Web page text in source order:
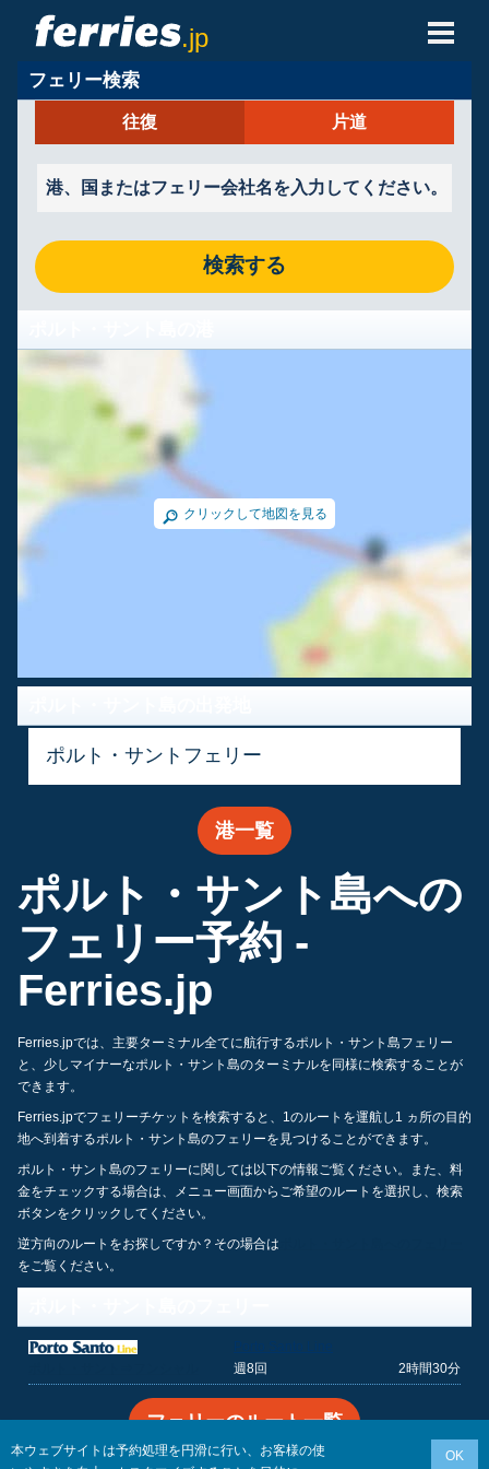
.jp
フェリー会社
フェリーの目的地
フェリールート
港
予約の管理
フェリー検索
往復 片道
検索する
クリックして地図を見る
ポルト・サントフェリー
港一覧
ポルト・サント島への
フェリー予約 -
Ferries.jp
Ferries.jpでは、主要ターミナル全てに航行するポルト・サント島フェリー
と、少しマイナーなポルト・サント島のターミナルを同様に検索することが
できます。
Ferries.jpでフェリーチケットを検索すると、1のルートを運航し1 ヵ所の目的
地へ到着するポルト・サント島のフェリーを見つけることができます。
ポルト・サント島のフェリーに関しては以下の情報ご覧ください。また、料
金をチェックする場合は、メニュー画面からご希望のルートを選択し、検索
ボタンをクリックしてください。
逆方向のルートをお探しですか？その場合は
をご覧ください。
週8回 2時間30分
フェリーのルート一覧
本ウェブサイトは予約処理を円滑に行い、お客様の使
OK